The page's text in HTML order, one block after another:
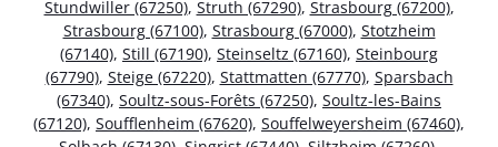
Stundwiller (67250), Struth (67290), Strasbourg (67200),
Strasbourg (67100), Strasbourg (67000), Stotzheim
(67140), Still (67190), Steinseltz (67160), Steinbourg
(67790), Steige (67220), Stattmatten (67770), Sparsbach
(67340), Soultz-sous-Forêts (67250), Soultz-les-Bains
(67120), Soufflenheim (67620), Souffelweyersheim (67460),